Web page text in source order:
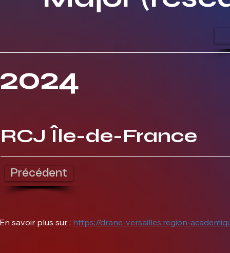
2024
RCJ Île-de-France
Précédent
En savoir plus sur : https://drane-versailles.region-